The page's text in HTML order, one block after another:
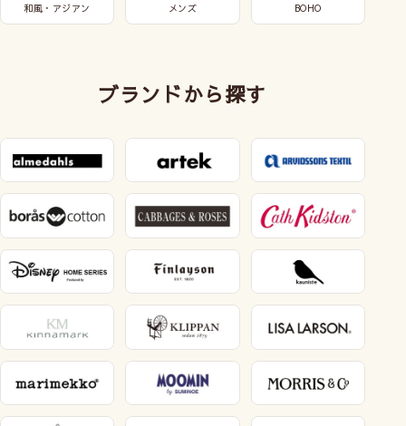
和風・アジアン メンズ BOHO
ブランドから探す